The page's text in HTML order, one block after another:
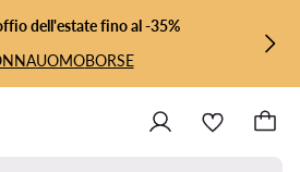
dell'estate fino al -35%
UOMOBORSE